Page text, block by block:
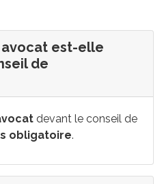
est-elle
de
devant le conseil de
obligatoire.